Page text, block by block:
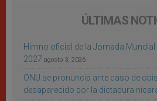
ÚLTIMAS
Himno oficial de la Jornada Mundial
2027 agosto 3, 2026
ONU se pronuncia ante caso de
desaparecido por la dictadura